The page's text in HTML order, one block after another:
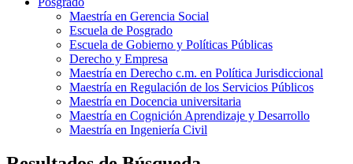
Maestría en Gerencia Social
Escuela de Posgrado
Escuela de Gobierno y Políticas Públicas
Derecho y Empresa
Maestría en Derecho c.m. en Política Jurisdiccional
Maestría en Regulación de los Servicios Públicos
Maestría en Docencia universitaria
Maestría en Cognición Aprendizaje y Desarrollo
Maestría en Ingeniería Civil